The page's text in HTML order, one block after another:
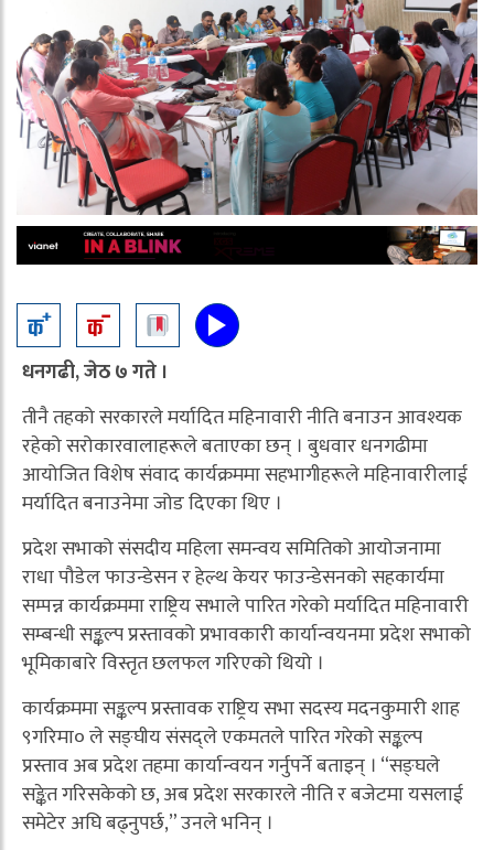
धनगढी, जेठ ७ गते ।
तीनै तहको सरकारले मर्यादित महिनावारी नीति बनाउन आवश्यक
रहेको सरोकारवालाहरूले बताएका छन् । बुधवार धनगढीमा
आयोजित विशेष संवाद कार्यक्रममा सहभागीहरूले महिनावारीलाई
मर्यादित बनाउनेमा जोड दिएका थिए ।
प्रदेश सभाको संसदीय महिला समन्वय समितिको आयोजनामा
राधा पौडेल फाउन्डेसन र हेल्थ केयर फाउन्डेसनको सहकार्यमा
सम्पन्न कार्यक्रममा राष्ट्रिय सभाले पारित गरेको मर्यादित महिनावारी
सम्बन्धी सङ्कल्प प्रस्तावको प्रभावकारी कार्यान्वयनमा प्रदेश सभाको
भूमिकाबारे विस्तृत छलफल गरिएको थियो ।
कार्यक्रममा सङ्कल्प प्रस्तावक राष्ट्रिय सभा सदस्य मदनकुमारी शाह
९गरिमा० ले सङ्घीय संसद्ले एकमतले पारित गरेको सङ्कल्प
प्रस्ताव अब प्रदेश तहमा कार्यान्वयन गर्नुपर्ने बताइन् । “सङ्घले
सङ्केत गरिसकेको छ, अब प्रदेश सरकारले नीति र बजेटमा यसलाई
समेटेर अघि बढ्नुपर्छ,” उनले भनिन् ।